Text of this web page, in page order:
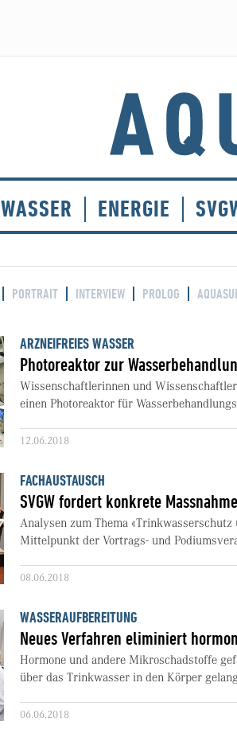
WASSER ENERGIE
PORTRAIT INTERVIEW PROLOG
ARZNEIFREIES WASSER
Photoreaktor zur
Wissenschaftlerinnen und
einen Photoreaktor für
12.06.2018
FACHAUSTAUSCH
SVGW fordert konkrete
Analysen zum Thema
Mittelpunkt der Vortrags- und
08.06.2018
WASSERAUFBEREITUNG
Neues Verfahren eliminiert
Hormone und andere Mikroschadstoffe
über das Trinkwasser in den Körper
06.06.2018